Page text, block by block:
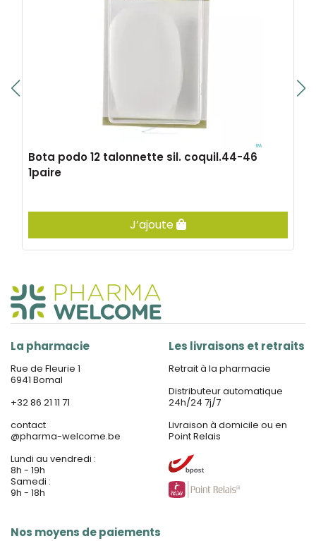
Bota podo 12 talonnette sil. coquil.44-46
1paire
J’ajoute
La pharmacie
Rue de Fleurie 1
6941 Bomal
+32 86 21 11 71
contact
@pharma-welcome.be
Lundi au vendredi :
8h - 19h
Samedi :
9h - 18h
Nos moyens de paiements
Les livraisons et retraits
Retrait à la pharmacie
Distributeur automatique
24h/24 7j/7
Livraison à domicile ou en
Point Relais